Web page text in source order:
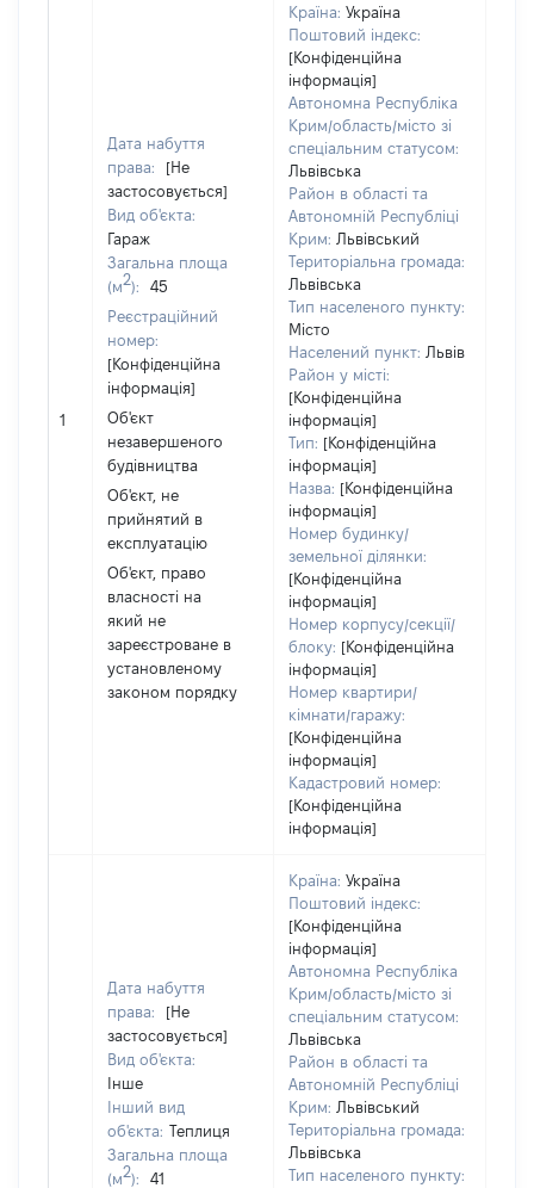
1
Дата набуття
права:
[Не
застосовується]
Вид об'єкта:
Гараж
Загальна площа
(м2):
45
Реєстраційний
номер:
[Конфіденційна
інформація]
Об'єкт
незавершеного
будівництва
Об'єкт, не
прийнятий в
експлуатацію
Об'єкт, право
власності на
який не
зареєстроване в
установленому
законом порядку
Країна: Україна
Поштовий індекс:
[Конфіденційна
інформація]
Автономна Республіка
Крим/область/місто зі
спеціальним статусом:
Львівська
Район в області та
Автономній Республіці
Крим: Львівський
Територіальна громада:
Львівська
Тип населеного пункту:
Місто
Населений пункт: Львів
Район у місті:
[Конфіденційна
інформація]
Тип: [Конфіденційна
інформація]
Назва: [Конфіденційна
інформація]
Номер будинку/
земельної ділянки:
[Конфіденційна
інформація]
Номер корпусу/секції/
блоку: [Конфіденційна
інформація]
Номер квартири/
кімнати/гаражу:
[Конфіденційна
інформація]
Кадастровий номер:
[Конфіденційна
інформація]
Дата набуття
права:
[Не
застосовується]
Вид об'єкта:
Інше
Інший вид
об'єкта: Теплиця
Загальна площа
(м2):
41
Країна: Україна
Поштовий індекс:
[Конфіденційна
інформація]
Автономна Республіка
Крим/область/місто зі
спеціальним статусом:
Львівська
Район в області та
Автономній Республіці
Крим: Львівський
Територіальна громада:
Львівська
Тип населеного пункту: